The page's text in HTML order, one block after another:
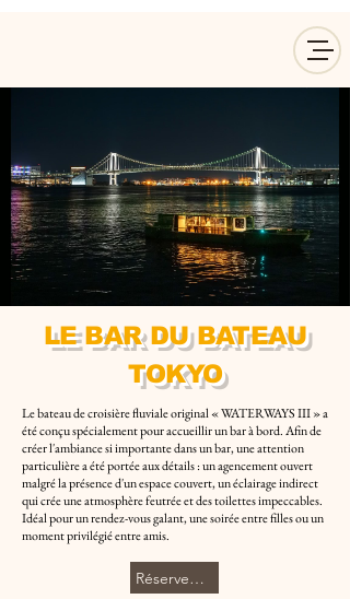
LE BAR DU BATEAU
TOKYO
Le bateau de croisière fluviale original « WATERWAYS III » a
été conçu spécialement pour accueillir un bar à bord. Afin de
créer l'ambiance si importante dans un bar, une attention
particulière a été portée aux détails : un agencement ouvert
malgré la présence d'un espace couvert, un éclairage indirect
qui crée une atmosphère feutrée et des toilettes impeccables.
Idéal pour un rendez-vous galant, une soirée entre filles ou un
moment privilégié entre amis.
Réservez maintenant